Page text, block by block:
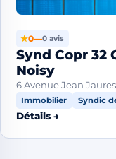
★0—0 avis
Synd Copr 32
Noisy
6 Avenue Jean Jaures
Immobilier Syndic
Détails →